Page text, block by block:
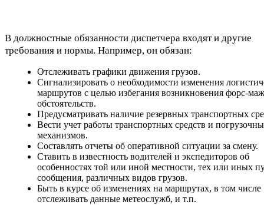
В должностные обязанности диспетчера входят и другие
требования и нормы. Например, он обязан:
Отслеживать графики движения грузов.
Сигнализировать о необходимости изменения
маршрутов с целью избегания возникновения форс-
обстоятельств.
Предусматривать наличие резервных транспортных
Вести учет работы транспортных средств и
механизмов.
Составлять отчеты об оперативной ситуации за смену.
Ставить в известность водителей и экспедиторов об
особенностях той или иной местности, тех или иных
сообщения, различных видов грузов.
Быть в курсе об изменениях на маршрутах, в том числе
отслеживать данные метеослужб, и т.п.